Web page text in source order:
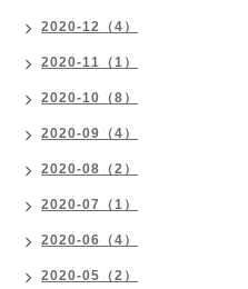
2020-12（4）
2020-11（1）
2020-10（8）
2020-09（4）
2020-08（2）
2020-07（1）
2020-06（4）
2020-05（2）